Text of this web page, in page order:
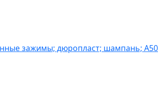
зажимы; дюропласт; шампань;